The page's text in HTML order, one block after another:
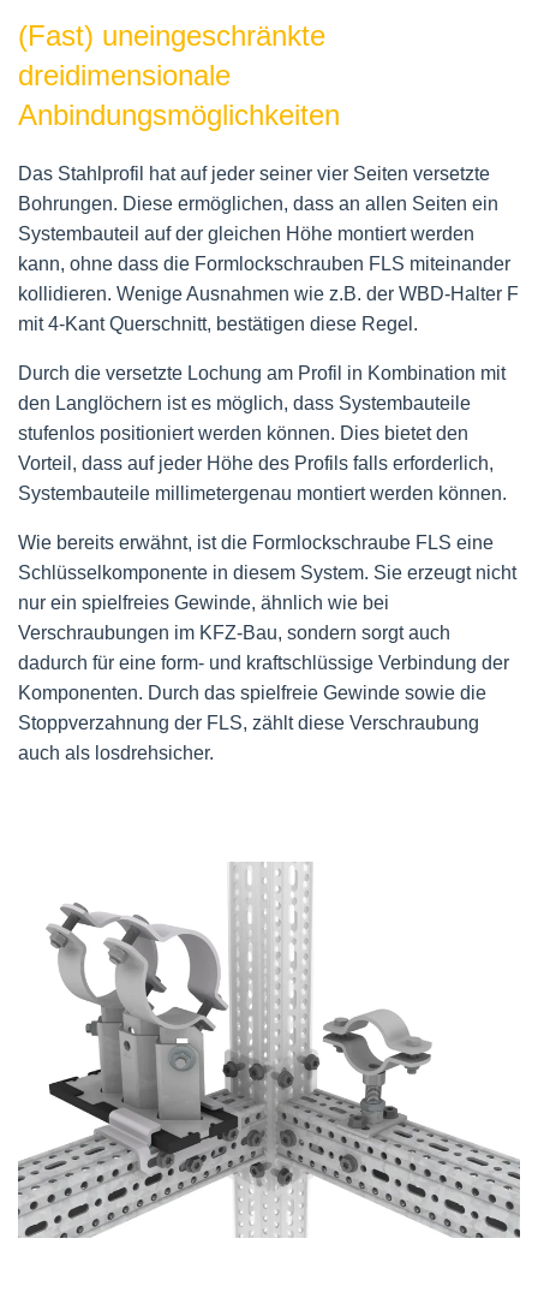
(Fast) uneingeschränkte
dreidimensionale
Anbindungsmöglichkeiten
Das Stahlprofil hat auf jeder seiner vier Seiten versetzte
Bohrungen. Diese ermöglichen, dass an allen Seiten ein
Systembauteil auf der gleichen Höhe montiert werden
kann, ohne dass die Formlockschrauben FLS miteinander
kollidieren. Wenige Ausnahmen wie z.B. der WBD-Halter F
mit 4-Kant Querschnitt, bestätigen diese Regel.
Durch die versetzte Lochung am Profil in Kombination mit
den Langlöchern ist es möglich, dass Systembauteile
stufenlos positioniert werden können. Dies bietet den
Vorteil, dass auf jeder Höhe des Profils falls erforderlich,
Systembauteile millimetergenau montiert werden können.
Wie bereits erwähnt, ist die Formlockschraube FLS eine
Schlüsselkomponente in diesem System. Sie erzeugt nicht
nur ein spielfreies Gewinde, ähnlich wie bei
Verschraubungen im KFZ-Bau, sondern sorgt auch
dadurch für eine form- und kraftschlüssige Verbindung der
Komponenten. Durch das spielfreie Gewinde sowie die
Stoppverzahnung der FLS, zählt diese Verschraubung
auch als losdrehsicher.